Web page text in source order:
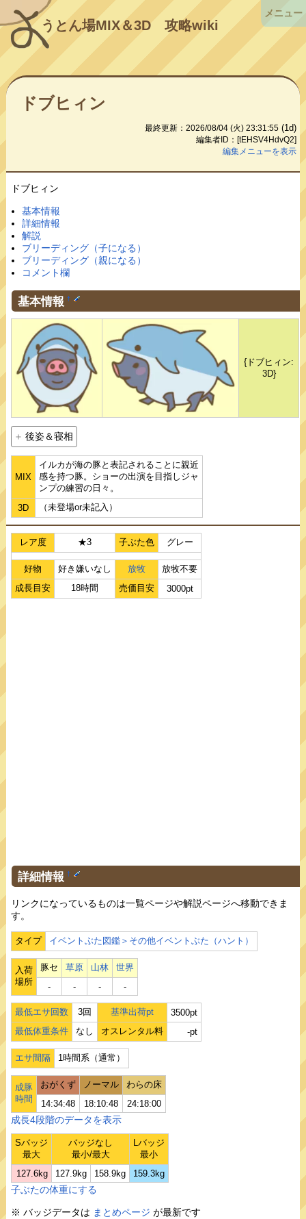
うとん場MIX＆3D攻略wiki
ドブヒィン
最終更新：2026/08/04 (火) 23:31:55 (1d)
編集者ID：[tEHSV4HdvQ2]
編集メニューを表示
ドブヒィン
基本情報
詳細情報
解説
ブリーディング（子になる）
ブリーディング（親になる）
コメント欄
基本情報 †
{ドブヒィン:
3D}
後姿＆寝相
MIX
イルカが海の豚と表記されることに親近
感を持つ豚。ショーの出演を目指しジャ
ンプの練習の日々。
3D
（未登場or未記入）
レア度 ★3 子ぶた色 グレー
好物 好き嫌いなし 放牧
放牧不要
成長目安
18時間 売価目安 3000pt
詳細情報 †
リンクになっているものは一覧ページや解説ページへ移動できま
す。
タイプ イベントぶた図鑑＞その他イベントぶた（ハント）
入荷
場所
豚セ 草原 山林
世界
‐
‐ ‐ ‐
最低エサ回数 3回 基準出荷pt
3500pt
最低体重条件
なし オスレンタル料 -pt
エサ間隔 1時間系（通常）
成豚
時間
おがくず ノーマル
わらの床
14:34:48
18:10:48 24:18:00
成長4段階のデータを表示
Sバッジ
最大
バッジなし
最小/最大
Lバッジ
最小
127.6kg
127.9kg 158.9kg 159.3kg
子ぶたの体重にする
※ バッジデータは まとめページ が最新です
メニュー